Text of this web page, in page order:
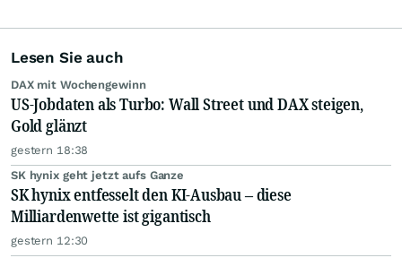
Lesen Sie auch
DAX mit Wochengewinn
US-Jobdaten als Turbo: Wall Street und DAX steigen,
Gold glänzt
gestern 18:38
SK hynix geht jetzt aufs Ganze
SK hynix entfesselt den KI-Ausbau – diese
Milliardenwette ist gigantisch
gestern 12:30